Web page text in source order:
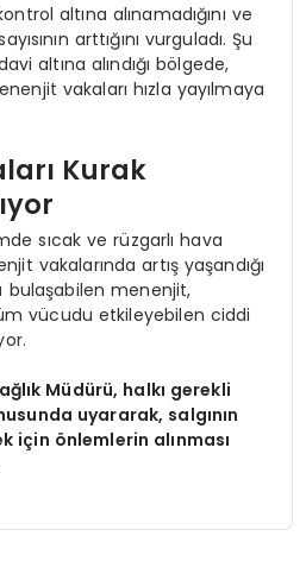
altına alınamadığını ve
arttığını vurguladı. Şu
altına alındığı bölgede,
vakaları hızla yayılmaya
Kurak
sıcak ve rüzgarlı hava
vakalarında artış yaşandığı
bulaşabilen menenjit,
vücudu etkileyebilen ciddi
Müdürü, halkı gerekli
uyararak, salgının
için önlemlerin alınması